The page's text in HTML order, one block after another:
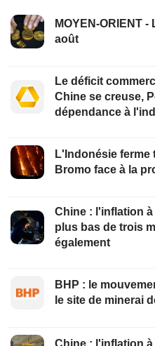
MOYEN-ORIENT
août
Le déficit
Chine se creuse,
dépendance à
L'Indonésie ferme
Bromo face à la
Chine : l'inflation
plus bas de trois
également
BHP : le
le site de minerai
Chine : l'inflation